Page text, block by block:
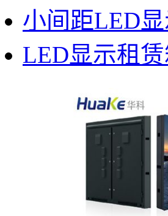
小间距LED
LED显示租